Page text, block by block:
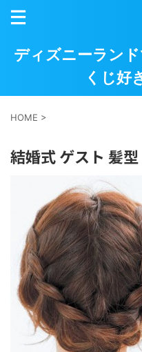
ディズニーラン
くじ好
HOME >
結婚式 ゲスト 髪